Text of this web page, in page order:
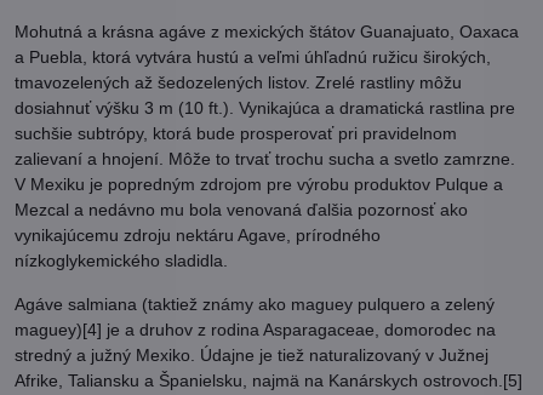
Mohutná a krásna agáve z mexických štátov Guanajuato, Oaxaca
a Puebla, ktorá vytvára hustú a veľmi úhľadnú ružicu širokých,
tmavozelených až šedozelených listov. Zrelé rastliny môžu
dosiahnuť výšku 3 m (10 ft.). Vynikajúca a dramatická rastlina pre
suchšie subtrópy, ktorá bude prosperovať pri pravidelnom
zalievaní a hnojení. Môže to trvať trochu sucha a svetlo zamrzne.
V Mexiku je popredným zdrojom pre výrobu produktov Pulque a
Mezcal a nedávno mu bola venovaná ďalšia pozornosť ako
vynikajúcemu zdroju nektáru Agave, prírodného
nízkoglykemického sladidla.
Agáve salmiana (taktiež známy ako maguey pulquero a zelený
maguey)[4] je a druhov z rodina Asparagaceae, domorodec na
stredný a južný Mexiko. Údajne je tiež naturalizovaný v Južnej
Afrike, Taliansku a Španielsku, najmä na Kanárskych ostrovoch.[5]